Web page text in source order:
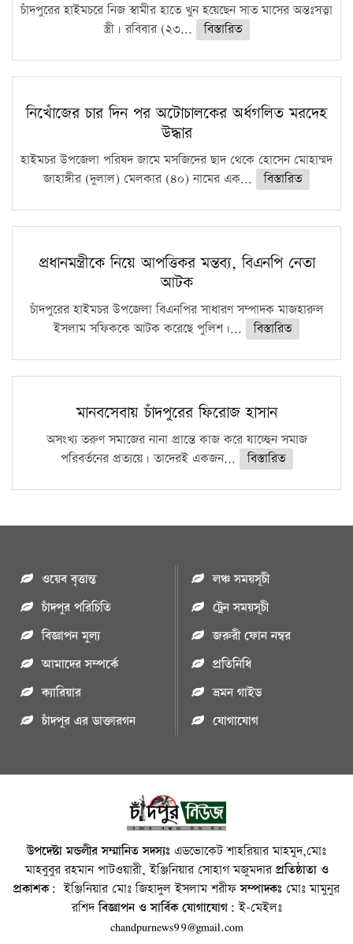
চাঁদপুরের হাইমচরে নিজ স্বামীর হাতে খুন হয়েছেন সাত মাসের অন্তঃসত্ত্বা
স্ত্রী। রবিবার (২৩...
বিস্তারিত
নিখোঁজের চার দিন পর অটোচালকের অর্ধগলিত মরদেহ
উদ্ধার
হাইমচর উপজেলা পরিষদ জামে মসজিদের ছাদ থেকে হোসেন মোহাম্মদ
জাহাঙ্গীর (দুলাল) মেলকার (৪০) নামের এক...
বিস্তারিত
প্রধানমন্ত্রীকে নিয়ে আপত্তিকর মন্তব্য, বিএনপি নেতা
আটক
চাঁদপুরের হাইমচর উপজেলা বিএনপির সাধারণ সম্পাদক মাজহারুল
ইসলাম সফিককে আটক করেছে পুলিশ।...
বিস্তারিত
মানবসেবায় চাঁদপুরের ফিরোজ হাসান
অসংখ্য তরুণ সমাজের নানা প্রান্তে কাজ করে যাচ্ছেন সমাজ
পরিবর্তনের প্রত্যয়ে। তাদেরই একজন...
বিস্তারিত
ওয়েব বৃত্তান্ত
চাঁদপুর পরিচিতি
বিজ্ঞাপন মুল্য
আমাদের সম্পর্কে
ক্যারিয়ার
চাঁদপুর এর ডাক্তারগন
লঞ্চ সময়সূচী
ট্রেন সময়সূচী
জরুরী ফোন নম্বর
প্রতিনিধি
ভ্রমন গাইড
যোগাযোগ
উপদেষ্টা মন্ডলীর সম্মানিত সদস্যঃ এডভোকেট শাহরিয়ার মাহমুদ,মোঃ
মাহবুবুর রহমান পাটওয়ারী, ইঞ্জিনিয়ার সোহাগ মজুমদারপ্রতিষ্ঠাতা ও
প্রকাশক: ইঞ্জিনিয়ার মোঃ জিহাদুল ইসলাম শরীফসম্পাদকঃ মোঃ মামুনুর
রশিদবিজ্ঞাপন ও সার্বিক যোগাযোগ: ই-মেইলঃ
chandpurnews99@gmail.com